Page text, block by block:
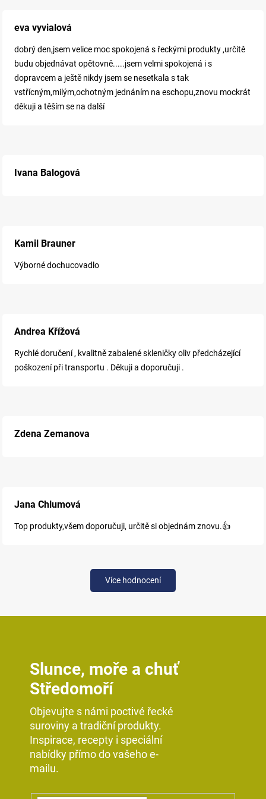
eva vyvialová
dobrý den,jsem velice moc spokojená s řeckými produkty ,určitě
budu objednávat opětovně.....jsem velmi spokojená i s
dopravcem a ještě nikdy jsem se nesetkala s tak
vstřícným,milým,ochotným jednáním na eschopu,znovu mockrát
děkuji a těším se na další
Ivana Balogová
Kamil Brauner
Výborné dochucovadlo
Andrea Křížová
Rychlé doručení , kvalitně zabalené skleničky oliv předcházející
poškození při transportu . Děkuji a doporučuji .
Zdena Zemanova
Jana Chlumová
Top produkty,všem doporučuji, určitě si objednám znovu.👍
Více hodnocení
Slunce, moře a chuť
Středomoří
Objevujte s námi poctivé řecké
suroviny a tradiční produkty.
Inspirace, recepty i speciální
nabídky přímo do vašeho e-
mailu.